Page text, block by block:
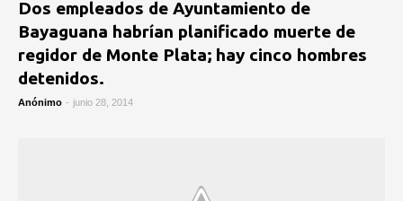
Dos empleados de Ayuntamiento de
Bayaguana habrían planificado muerte de
regidor de Monte Plata; hay cinco hombres
detenidos.
Anónimo - junio 28, 2014